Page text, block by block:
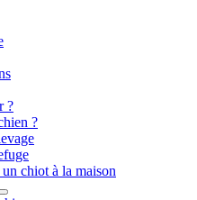
?
?
chiot à la maison